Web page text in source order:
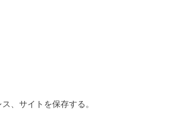
、サイトを保存する。